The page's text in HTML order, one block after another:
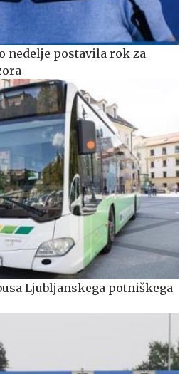
nedelje postavila rok za
Ljubljanskega potniškega